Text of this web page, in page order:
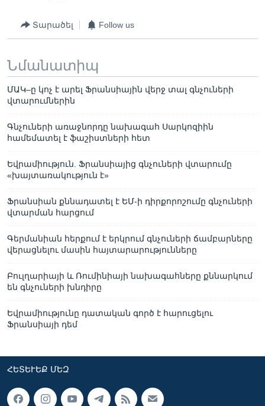
Տարածել Follow us
Նմանատիպ
ՄԱԿ–ը կոչ է արել Ֆրանսիային վերջ տալ գնչուների
վտարումներին
Գնչուների առաջնորդը նախագահ Սարկոզիին
համեմատել է ֆաշիստների հետ
Եվրամիություն. Ֆրանսիայից գնչուների վտարումը
«խայտառակություն է»
Ֆրանսիան քննադատել է ԵՄ-ի դիրքորոշումը գնչուների
վտարման հարցում
Գերմանիան հերքում է երկրում գնչուների ճամբարները
վերացնելու մասին հայտարարությունները
Բուլղարիայի և Ռումինիայի նախագահները քննարկում
են գնչուների խնդիրը
Եվրամիությունը դատական գործ է հարուցելու
Ֆրանսիայի դեմ
ՀԵՏԵՒԵՔ ՄԵԶ